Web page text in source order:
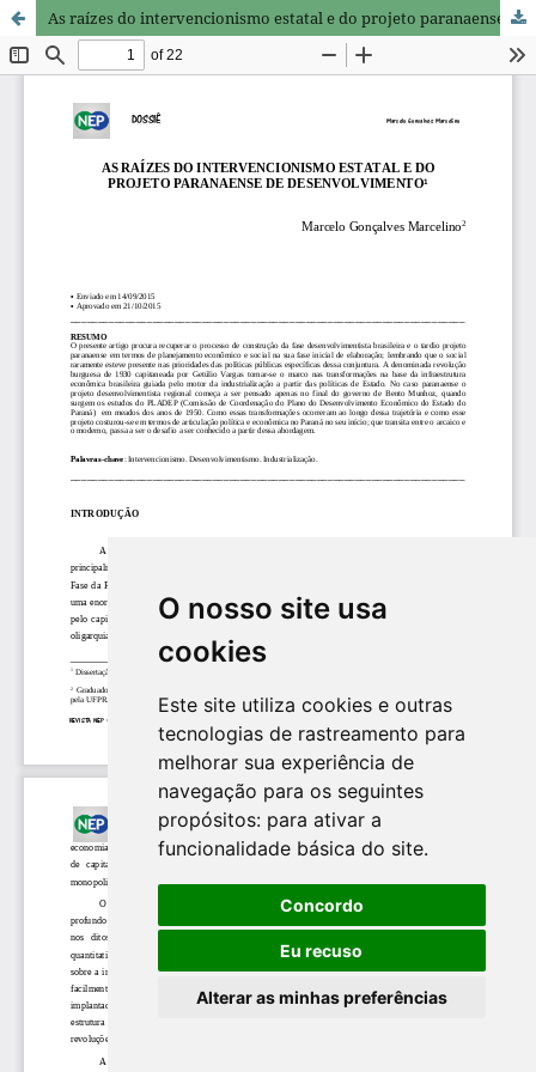
O nosso site usa
cookies
Este site utiliza cookies e outras
tecnologias de rastreamento para
melhorar sua experiência de
navegação para os seguintes
propósitos: para ativar a
funcionalidade básica do site.
Concordo
Eu recuso
Alterar as minhas preferências
As raízes do intervencionismo estatal e do projeto paranaense de desenvolvimento